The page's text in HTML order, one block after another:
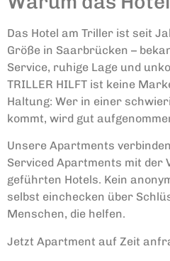
Das Hotel am Triller ist seit
Größe in Saarbrücken –
Service, ruhige Lage und
TRILLER HILFT ist keine
Haltung: Wer in einer
kommt, wird gut
Unsere Apartments
Serviced Apartments mit der
geführten Hotels. Kein
selbst einchecken über
Menschen, die helfen.
Jetzt Apartment auf Zeit